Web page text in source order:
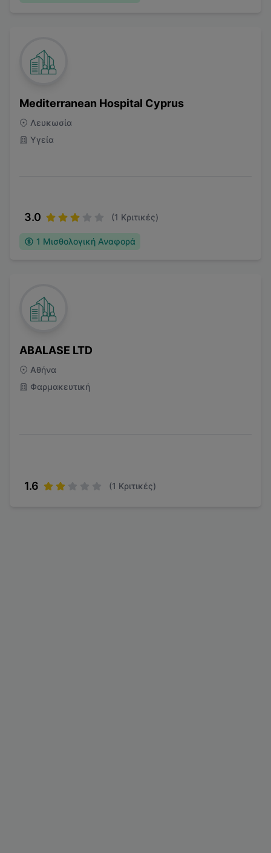
Mediterranean Hospital Cyprus
Λευκωσία
Υγεία
3.0 (1 Κριτικές)
1 Μισθολογική Αναφορά
ABALASE LTD
Αθήνα
Φαρμακευτική
1.6 (1 Κριτικές)